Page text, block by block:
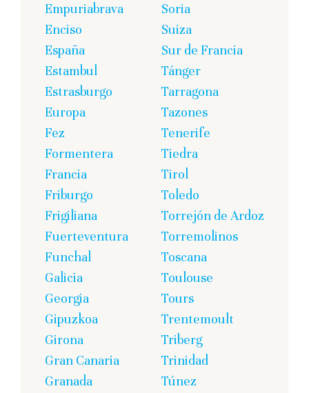
Empuriabrava
Enciso
España
Estambul
Estrasburgo
Europa
Fez
Formentera
Francia
Friburgo
Frigiliana
Fuerteventura
Funchal
Galicia
Georgia
Gipuzkoa
Girona
Gran Canaria
Granada
Soria
Suiza
Sur de Francia
Tánger
Tarragona
Tazones
Tenerife
Tiedra
Tirol
Toledo
Torrejón de Ardoz
Torremolinos
Toscana
Toulouse
Tours
Trentemoult
Triberg
Trinidad
Túnez